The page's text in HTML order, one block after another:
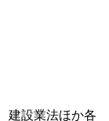
建設業法ほか各